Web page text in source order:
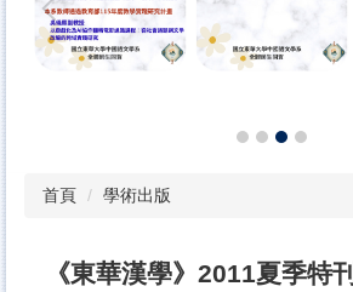
首頁 學術出版
《東華漢學》2011夏季特刊